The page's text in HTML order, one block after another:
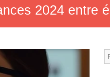
2024 entre